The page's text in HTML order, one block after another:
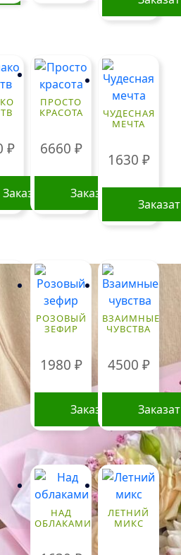
₽
Заказать
ПРОСТО
КРАСОТА
6660 ₽
Заказать
ЧУДЕСНАЯ
МЕЧТА
1630 ₽
РОЗОВЫЙ
ЗЕФИР
1980 ₽
Заказать
ВЗАИМНЫЕ
ЧУВСТВА
4500 ₽
НАД
ОБЛАКАМИ
ЛЕТНИЙ
МИКС